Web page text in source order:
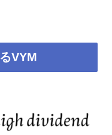
VYM